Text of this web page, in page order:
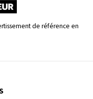
de référence en